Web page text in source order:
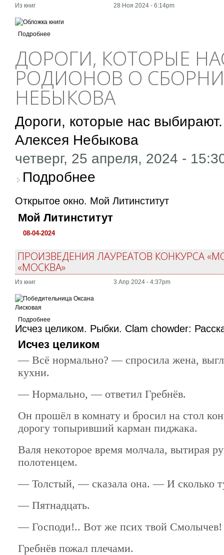
Из книг 28 Ноя 2024 - 6:14pm
Подробнее
ДОРОГИ, КОТОРЫЕ
РОДИОНОВ О
НЕБЫКОВА
Дороги, которые нас
Алексея Небыкова
четверг, 25 апреля, 2024 -
Подробнее
Открытое окно. Мой Литинститут
Мой Литинститут
08-04-2024
ПРОИЗВЕДЕНИЯ ЛАУРЕАТОВ КОНКУРСА
«МОСКВА»
Из книг 3 Апр 2024 - 4:37pm
Подробнее
Исчез целиком. Рыбки. Clam chowder:
Исчез целиком
— Всё нормально? — спросила жена,
кухни.
— Нормально, — ответил Гребнёв.
Он прошёл в комнату и бросил на стол
дорогу топыривший карман пиджака.
Валя некоторое время молчала, вытирая
полотенцем.
— Толстый, — сказала она. — И сколько
— Пятнадцать.
— Господи!.. Вот же псих твой Смолычев!
Гребнёв пожал плечами.